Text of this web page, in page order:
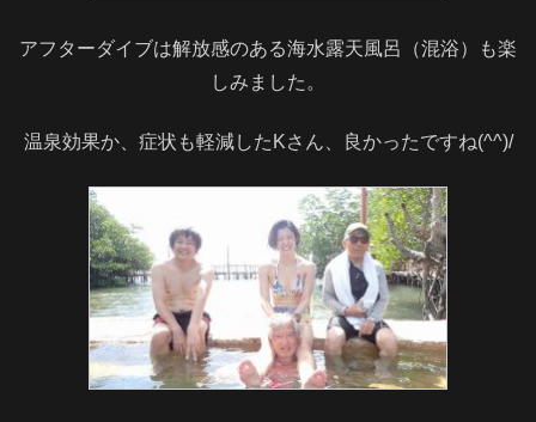
アフターダイブは解放感のある海水露天風呂（混浴）も楽
しみました。
温泉効果か、症状も軽減したKさん、良かったですね(^^)/